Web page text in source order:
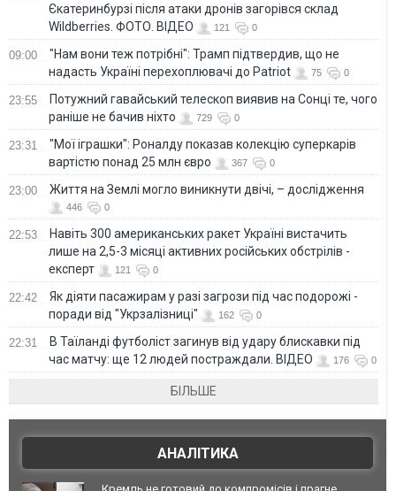
Єкатеринбурзі після атаки дронів загорівся склад
Wildberries. ФОТО. ВІДЕО
121 0
09:00
"Нам вони теж потрібні": Трамп підтвердив, що не
надасть Україні перехоплювачі до Patriot
75 0
23:55
Потужний гавайський телескоп виявив на Сонці те, чого
раніше не бачив ніхто
729 0
23:31
"Мої іграшки": Роналду показав колекцію суперкарів
вартістю понад 25 млн євро
367 0
23:00 Життя на Землі могло виникнути двічі, – дослідження
446 0
22:53
Навіть 300 американських ракет Україні вистачить
лише на 2,5-3 місяці активних російських обстрілів -
експерт
121 0
22:42
Як діяти пасажирам у разі загрози під час подорожі -
поради від "Укрзалізниці"
162 0
22:31
В Таїланді футболіст загинув від удару блискавки під
час матчу: ще 12 людей постраждали. ВІДЕО
176 0
БІЛЬШЕ
АНАЛІТИКА